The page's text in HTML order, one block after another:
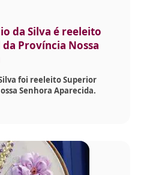
da Silva é reeleito
Província Nossa
foi reeleito Superior
Senhora Aparecida.